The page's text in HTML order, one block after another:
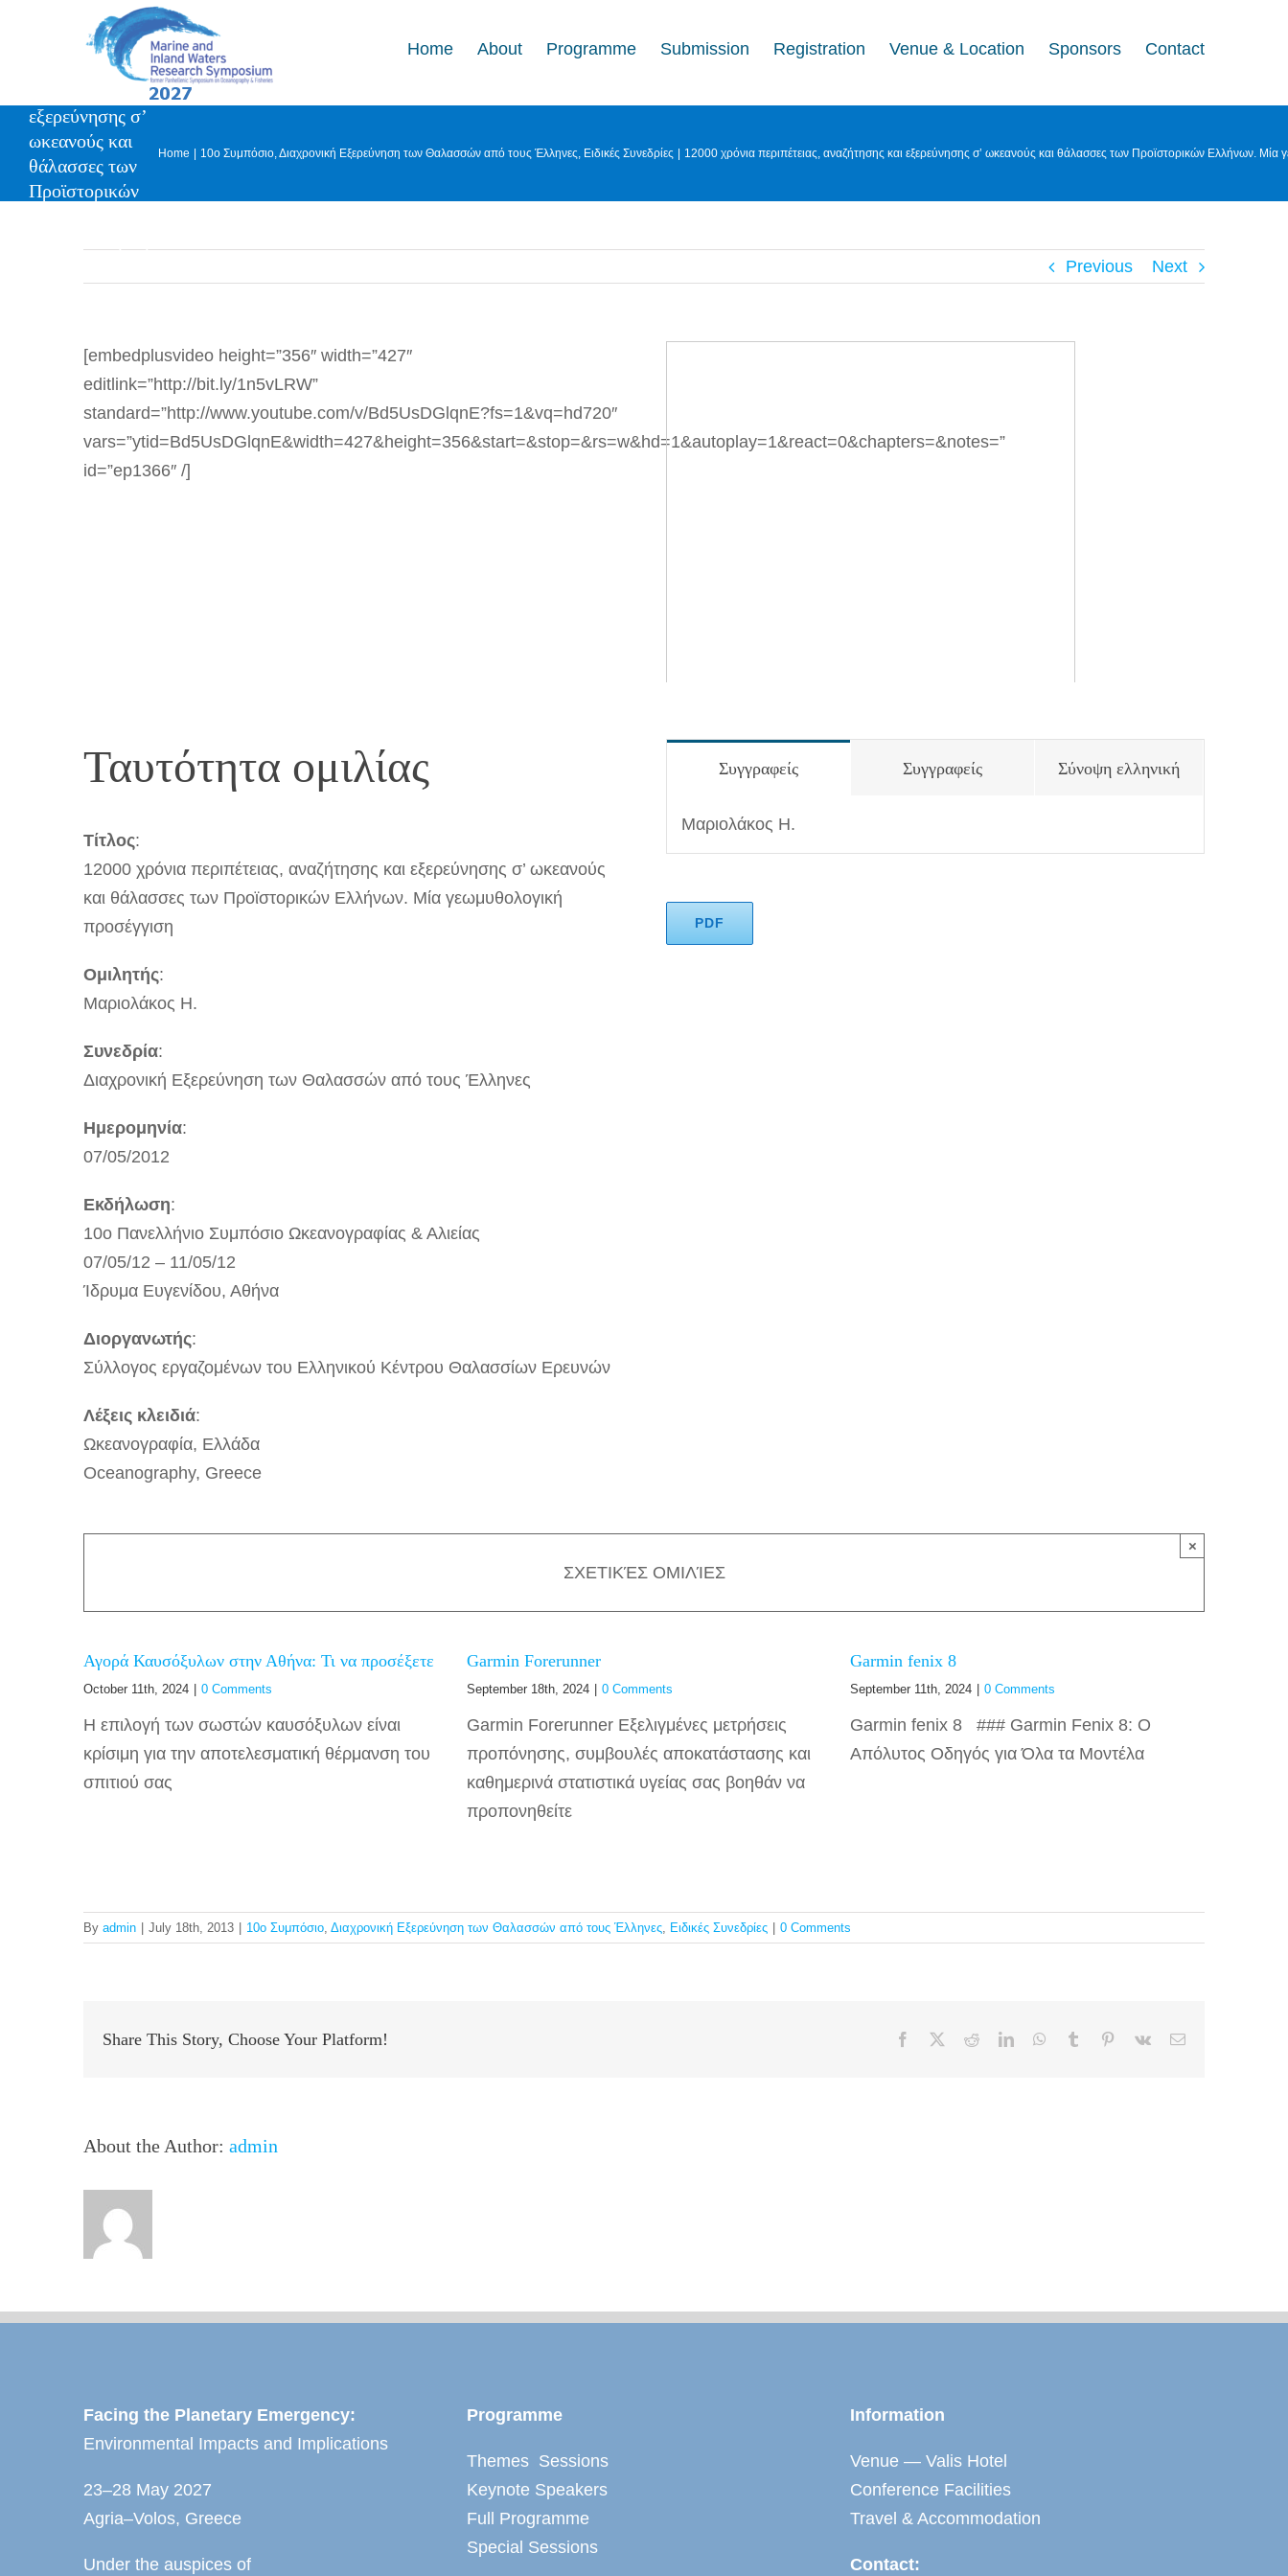
Home About Programme Submission Registration Venue & Location Sponsors Contact
12000 χρόνια
περιπέτειας,
εξερεύνησης σ’
ωκεανούς και
θάλασσες των
Προϊστορικών
Home 10ο Συμπόσιο Διαχρονική Εξερεύνηση των Θαλασσών από τους Έλληνες Ειδικές Συνεδρίες 12000 χρόνια περιπέτειας, αναζήτησης και εξερεύνησης σ’ ωκεανούς και θάλασσες των Προϊστορικών Ελλήνων. Μία
Previous Next
[embedplusvideo height=”356″ width=”427″
editlink=”http://bit.ly/1n5vLRW”
standard=”http://www.youtube.com/v/Bd5UsDGlqnE?fs=1&vq=hd720″
vars=”ytid=Bd5UsDGlqnE&width=427&height=356&start=&stop=&rs=w&hd=1&autoplay=1&react=0&chapters=&notes=”
id=”ep1366″ /]
Ταυτότητα ομιλίας
Τίτλος:
12000 χρόνια περιπέτειας, αναζήτησης και εξερεύνησης σ’ ωκεανούς
και θάλασσες των Προϊστορικών Ελλήνων. Μία γεωμυθολογική
προσέγγιση
Ομιλητής:
Μαριολάκος Η.
Συνεδρία:
Διαχρονική Εξερεύνηση των Θαλασσών από τους Έλληνες
Ημερομηνία:
07/05/2012
Εκδήλωση:
10ο Πανελλήνιο Συμπόσιο Ωκεανογραφίας & Αλιείας
07/05/12 – 11/05/12
Ίδρυμα Ευγενίδου, Αθήνα
Διοργανωτής:
Σύλλογος εργαζομένων του Ελληνικού Κέντρου Θαλασσίων Ερευνών
Λέξεις κλειδιά:
Ωκεανογραφία, Ελλάδα
Oceanography, Greece
Συγγραφείς Συγγραφείς Σύνοψη ελληνική
Μαριολάκος Η.
PDF
ΣΧΕΤΙΚΈΣ ΟΜΙΛΊΕΣ
×
Αγορά Καυσόξυλων στην Αθήνα: Τι να προσέξετε
October 11th, 2024 | 0 Comments
Η επιλογή των σωστών καυσόξυλων είναι
κρίσιμη για την αποτελεσματική θέρμανση του
σπιτιού σας
Garmin Forerunner
September 18th, 2024 | 0 Comments
Garmin Forerunner Εξελιγμένες μετρήσεις
προπόνησης, συμβουλές αποκατάστασης και
καθημερινά στατιστικά υγείας σας βοηθάν να
προπονηθείτε
Garmin fenix 8
September 11th, 2024 | 0 Comments
Garmin fenix 8 ### Garmin Fenix 8: Ο
Απόλυτος Οδηγός για Όλα τα Μοντέλα
By admin | July 18th, 2013 | 10ο Συμπόσιο Διαχρονική Εξερεύνηση των Θαλασσών από τους Έλληνες Ειδικές Συνεδρίες | 0 Comments
Share This Story, Choose Your Platform! Facebook RedditLinkedInWhatsApp
Tumblr Pinterest
Vk Email
About the Author: admin
Facing the Planetary Emergency:
Environmental Impacts and Implications
23–28 May 2027
Agria–Volos, Greece
Under the auspices of
Programme
Themes Sessions
Keynote Speakers
Full Programme
Special Sessions
Information
Venue — Valis Hotel
Conference Facilities
Travel & Accommodation
Contact: